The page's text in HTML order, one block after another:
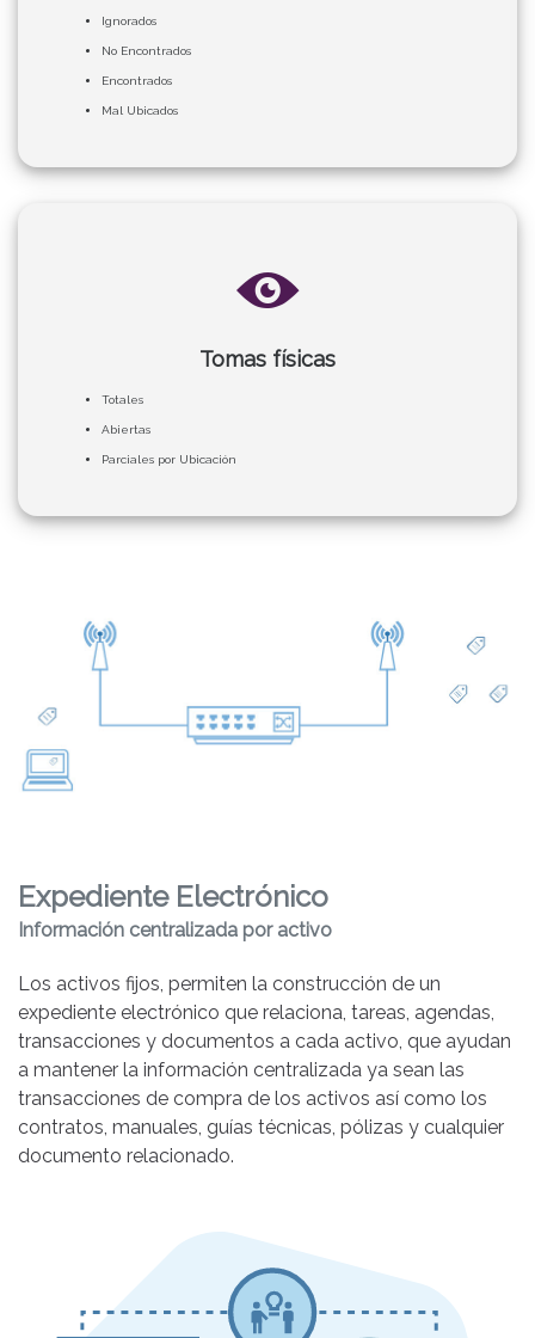
Ignorados
No Encontrados
Encontrados
Mal Ubicados
Tomas físicas
Totales
Abiertas
Parciales por Ubicación
Expediente Electrónico
Información centralizada por activo
Los activos fijos, permiten la construcción de un
expediente electrónico que relaciona, tareas, agendas,
transacciones y documentos a cada activo, que ayudan
a mantener la información centralizada ya sean las
transacciones de compra de los activos así como los
contratos, manuales, guías técnicas, pólizas y cualquier
documento relacionado.